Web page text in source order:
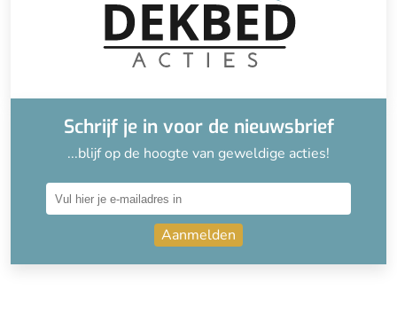
Schrijf je in voor de nieuwsbrief
...blijf op de hoogte van geweldige acties!
Aanmelden